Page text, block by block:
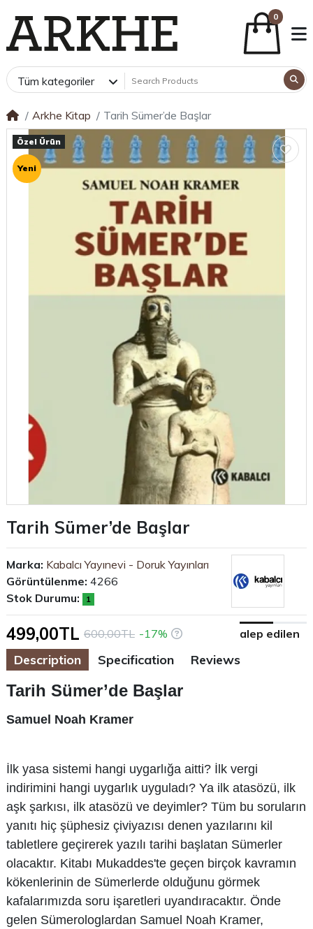
0
Tüm kategoriler
Arkhe Kitap Tarih Sümer’de Başlar
Özel Ürün
Yeni
Tarih Sümer’de Başlar
Description Specification Reviews
Tarih Sümer’de Başlar
Samuel Noah Kramer
İlk yasa sistemi hangi uygarlığa aitti? İlk vergi
indirimini hangi uygarlık uyguladı? Ya ilk atasözü, ilk
aşk şarkısı, ilk atasözü ve deyimler? Tüm bu soruların
yanıtı hiç şüphesiz çiviyazısı denen yazılarını kil
tabletlere geçirerek yazılı tarihi başlatan Sümerler
olacaktır. Kitabı Mukaddes'te geçen birçok kavramın
kökenlerinin de Sümerlerde olduğunu görmek
kafalarımızda soru işaretleri uyandıracaktır. Önde
gelen Sümerologlardan Samuel Noah Kramer,
Marka: Kabalcı Yayınevi - Doruk Yayınları
Görüntülenme: 4266
Stok Durumu:
1
499,00TL 600,00TL -17% alep edilen